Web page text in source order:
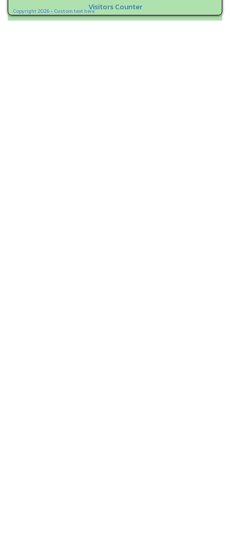
Copyright 2026 - Custom text hereVisitors Counter